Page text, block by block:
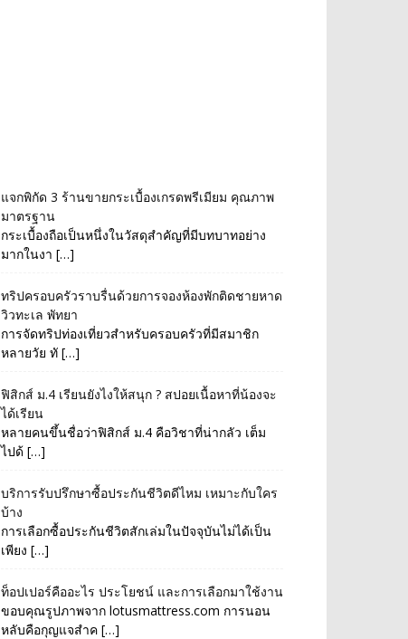
แจกพิกัด 3 ร้านขายกระเบื้องเกรดพรีเมียม คุณภาพ
มาตรฐาน
กระเบื้องถือเป็นหนึ่งในวัสดุสำคัญที่มีบทบาทอย่าง
มากในงา […]
ทริปครอบครัวราบรื่นด้วยการจองห้องพักติดชายหาด
วิวทะเล พัทยา
การจัดทริปท่องเที่ยวสำหรับครอบครัวที่มีสมาชิก
หลายวัย ทั […]
ฟิสิกส์ ม.4 เรียนยังไงให้สนุก ? สปอยเนื้อหาที่น้องจะ
ได้เรียน
หลายคนขึ้นชื่อว่าฟิสิกส์ ม.4 คือวิชาที่น่ากลัว เต็ม
ไปด้ […]
บริการรับปรึกษาซื้อประกันชีวิตดีไหม เหมาะกับใคร
บ้าง
การเลือกซื้อประกันชีวิตสักเล่มในปัจจุบันไม่ได้เป็น
เพียง […]
ท็อปเปอร์คืออะไร ประโยชน์ และการเลือกมาใช้งาน
ขอบคุณรูปภาพจาก lotusmattress.com การนอน
หลับคือกุญแจสำค […]